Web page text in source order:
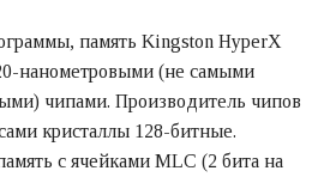
память Kingston HyperX
нанометровыми (не самыми
чипами. Производитель чипов
кристаллы 128-битные.
с ячейками MLC (2 бита на